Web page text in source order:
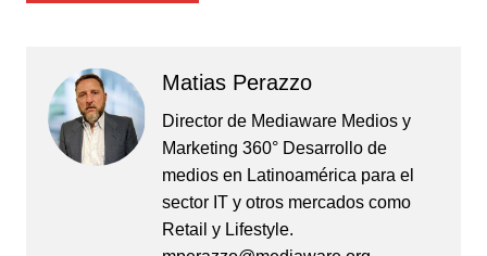
Matias Perazzo
Director de Mediaware Medios y
Marketing 360° Desarrollo de
medios en Latinoamérica para el
sector IT y otros mercados como
Retail y Lifestyle.